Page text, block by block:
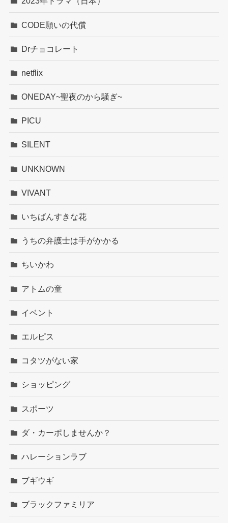
CODE願いの代償
Drチョコレート
netflix
ONEDAY~聖夜のから騒ぎ~
PICU
SILENT
UNKNOWN
VIVANT
いちばんすきな花
うちの弁護士は手がかかる
ちいかわ
アトムの童
イベント
エルピス
コタツがない家
ショッピング
スポーツ
ダ・カーポしませんか？
ハレーションラブ
ブギウギ
ブラックファミリア